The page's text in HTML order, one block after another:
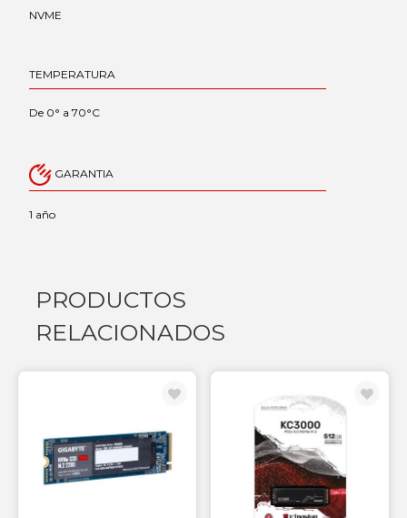
NVME
TEMPERATURA
De 0° a 70°C
GARANTIA
1 año
PRODUCTOS
RELACIONADOS